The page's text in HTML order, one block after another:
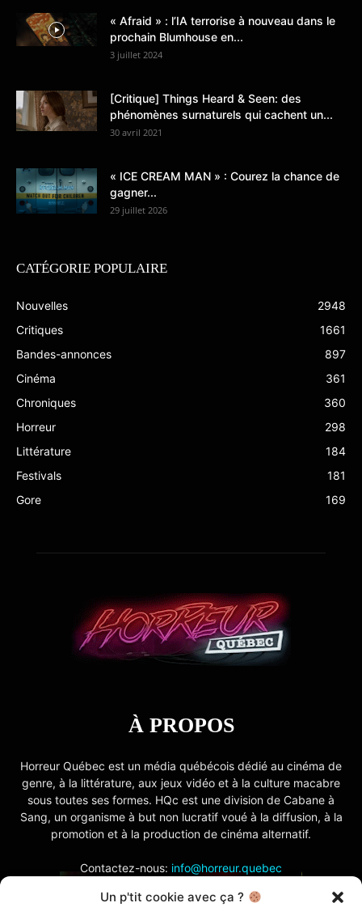
Un p'tit cookie avec ça ?
« Afraid » : l’IA terrorise à nouveau dans le
prochain Blumhouse en...
3 juillet 2024
[Critique] Things Heard & Seen: des
phénomènes surnaturels qui cachent un...
30 avril 2021
« ICE CREAM MAN » : Courez la chance de
gagner...
29 juillet 2026
CATÉGORIE POPULAIRE
Nouvelles
2948
Critiques
1661
Bandes-annonces
897
Cinéma
361
Chroniques
360
Horreur
298
Littérature
184
Festivals
181
Gore
169
À PROPOS
Horreur Québec est un média québécois dédié au cinéma de
genre, à la littérature, aux jeux vidéo et à la culture macabre
sous toutes ses formes. HQc est une division de Cabane à
Sang, un organisme à but non lucratif voué à la diffusion, à la
promotion et à la production de cinéma alternatif.
Contactez-nous: info@horreur.quebec